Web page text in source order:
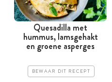
Quesadilla met
hummus, lamsgehakt
en groene asperges
BEWAAR DIT RECEPT